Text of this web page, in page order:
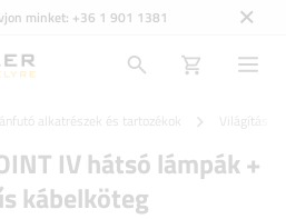
minket: +36 1 901 1381
alkatrészek és tartozékok Világítás
IV hátsó lámpák +
kábelköteg